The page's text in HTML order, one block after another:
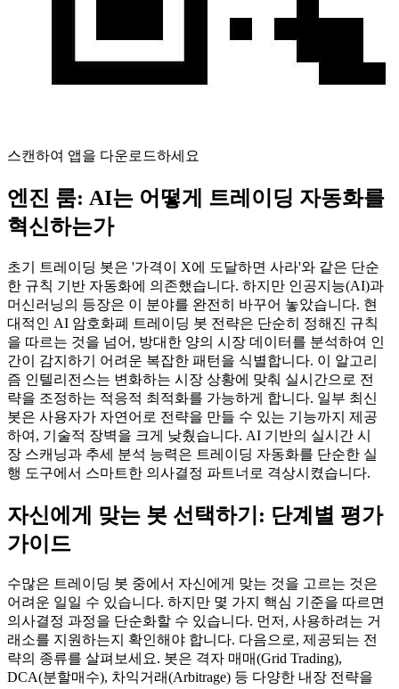
스캔하여 앱을 다운로드하세요
엔진 룸: AI는 어떻게 트레이딩 자동화를
혁신하는가
초기 트레이딩 봇은 '가격이 X에 도달하면 사라'와 같은 단순
한 규칙 기반 자동화에 의존했습니다. 하지만 인공지능(AI)과
머신러닝의 등장은 이 분야를 완전히 바꾸어 놓았습니다. 현
대적인 AI 암호화폐 트레이딩 봇 전략은 단순히 정해진 규칙
을 따르는 것을 넘어, 방대한 양의 시장 데이터를 분석하여 인
간이 감지하기 어려운 복잡한 패턴을 식별합니다. 이 알고리
즘 인텔리전스는 변화하는 시장 상황에 맞춰 실시간으로 전
략을 조정하는 적응적 최적화를 가능하게 합니다. 일부 최신
봇은 사용자가 자연어로 전략을 만들 수 있는 기능까지 제공
하여, 기술적 장벽을 크게 낮췄습니다. AI 기반의 실시간 시
장 스캐닝과 추세 분석 능력은 트레이딩 자동화를 단순한 실
행 도구에서 스마트한 의사결정 파트너로 격상시켰습니다.
자신에게 맞는 봇 선택하기: 단계별 평가
가이드
수많은 트레이딩 봇 중에서 자신에게 맞는 것을 고르는 것은
어려운 일일 수 있습니다. 하지만 몇 가지 핵심 기준을 따르면
의사결정 과정을 단순화할 수 있습니다. 먼저, 사용하려는 거
래소를 지원하는지 확인해야 합니다. 다음으로, 제공되는 전
략의 종류를 살펴보세요. 봇은 격자 매매(Grid Trading),
DCA(분할매수), 차익거래(Arbitrage) 등 다양한 내장 전략을